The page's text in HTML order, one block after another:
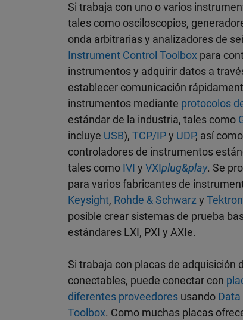
Si trabaja con uno o varios
tales como osciloscopios,
onda arbitrarias y analizadores de
Instrument Control Toolbox para
instrumentos y adquirir datos a
establecer comunicación
instrumentos mediante protocolos
estándar de la industria, tales como
incluye USB), TCP/IPy UDP, así
controladores de instrumentos
tales como IVI y VXIplug&play. Se
para varios fabricantes de
Keysight, Rohde & Schwarzy
posible crear sistemas de prueba
estándares LXI, PXI y AXIe.
Si trabaja con placas de adquisición
conectables, puede conectar con
diferentes proveedores usando
Toolbox. Como muchas placas